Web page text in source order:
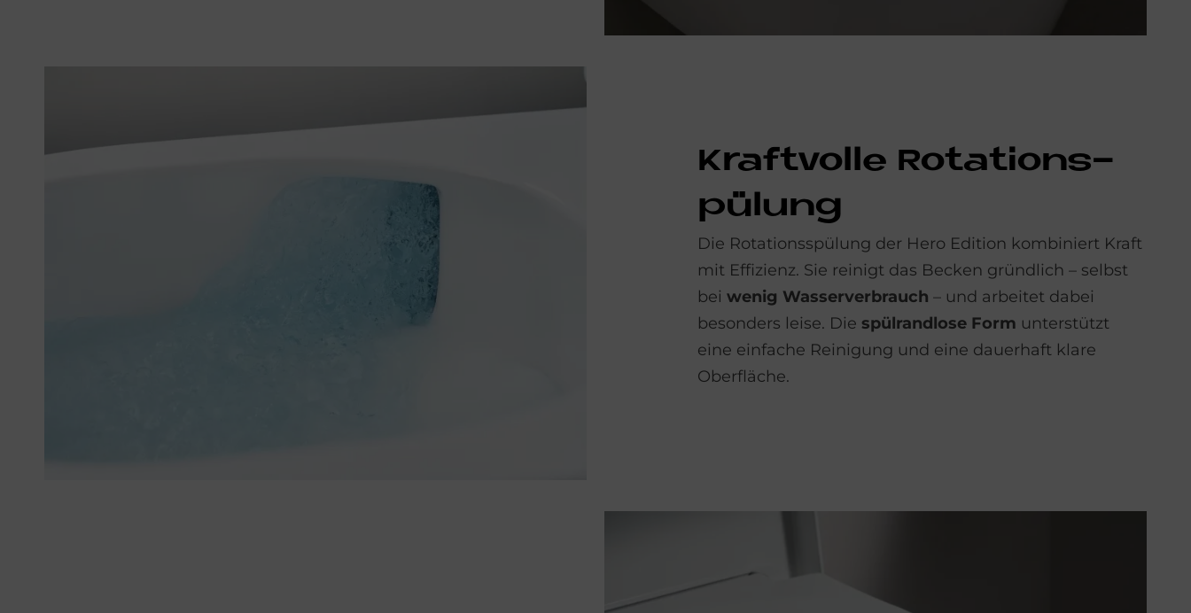
Kraft­vol­le Ro­ta­ti­ons­
pü­lung
Die Rotationsspülung der Hero Edition kombiniert Kraft
mit Effizienz. Sie reinigt das Becken gründlich – selbst
beiwenig Wasserverbrauch – und arbeitet dabei
besonders leise. Die spülrandlose Form unterstützt
eine einfache Reinigung und eine dauerhaft klare
Oberfläche.